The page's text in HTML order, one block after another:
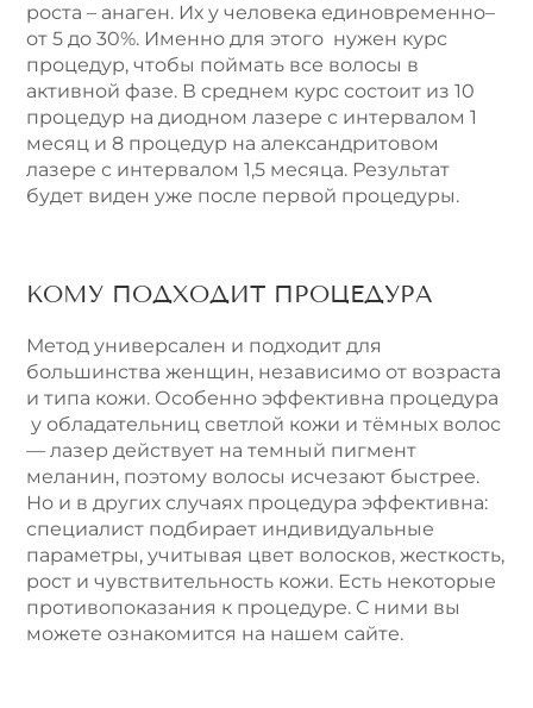
роста – анаген. Их у человека единовременно–
от 5 до 30%. Именно для этого нужен курс
процедур, чтобы поймать все волосы в
активной фазе. В среднем курс состоит из 10
процедур на диодном лазере с интервалом 1
месяц и 8 процедур на александритовом
лазере с интервалом 1,5 месяца. Результат
будет виден уже после первой процедуры.
КОМУ ПОДХОДИТ ПРОЦЕДУРА
Метод универсален и подходит для
большинства женщин, независимо от возраста
и типа кожи. Особенно эффективна процедура
у обладательниц светлой кожи и тёмных волос
— лазер действует на темный пигмент
меланин, поэтому волосы исчезают быстрее.
Но и в других случаях процедура эффективна:
специалист подбирает индивидуальные
параметры, учитывая цвет волосков, жесткость,
рост и чувствительность кожи. Есть некоторые
противопоказания к процедуре. С ними вы
можете ознакомится на нашем сайте.